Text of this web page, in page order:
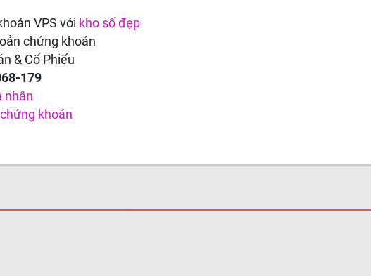
VPS với kho số đẹp
chứng khoán
& Cổ Phiếu
179
nhân
khoán